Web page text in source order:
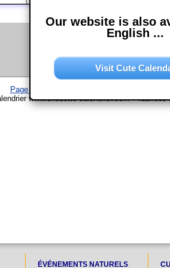
Page d'accueil
www.chouette-calendrier.com •
ÉVÉNEMENTS NATURELS
Our website is also
English ...
Visit Cute